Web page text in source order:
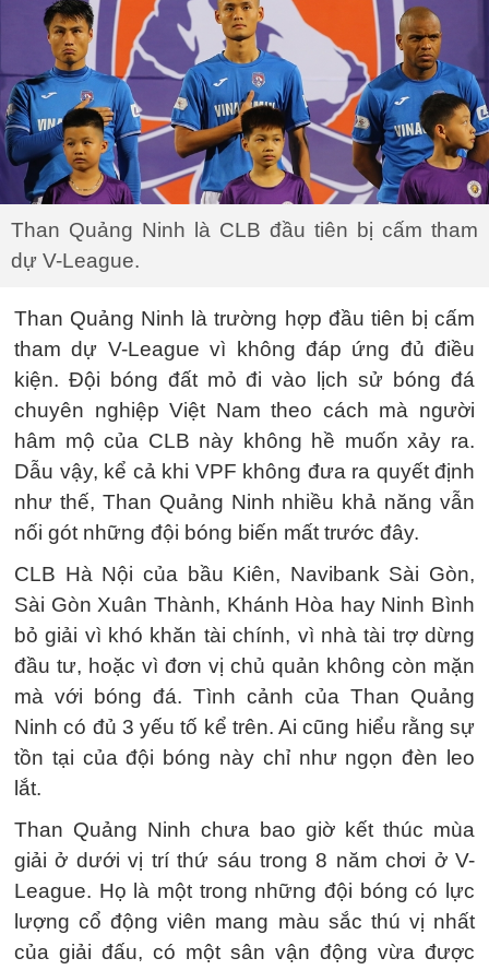
Than Quảng Ninh là CLB đầu tiên bị cấm tham
dự V-League.
Than Quảng Ninh là trường hợp đầu tiên bị cấm
tham dự V-League vì không đáp ứng đủ điều
kiện. Đội bóng đất mỏ đi vào lịch sử bóng đá
chuyên nghiệp Việt Nam theo cách mà người
hâm mộ của CLB này không hề muốn xảy ra.
Dẫu vậy, kể cả khi VPF không đưa ra quyết định
như thế, Than Quảng Ninh nhiều khả năng vẫn
nối gót những đội bóng biến mất trước đây.
CLB Hà Nội của bầu Kiên, Navibank Sài Gòn,
Sài Gòn Xuân Thành, Khánh Hòa hay Ninh Bình
bỏ giải vì khó khăn tài chính, vì nhà tài trợ dừng
đầu tư, hoặc vì đơn vị chủ quản không còn mặn
mà với bóng đá. Tình cảnh của Than Quảng
Ninh có đủ 3 yếu tố kể trên. Ai cũng hiểu rằng sự
tồn tại của đội bóng này chỉ như ngọn đèn leo
lắt.
Than Quảng Ninh chưa bao giờ kết thúc mùa
giải ở dưới vị trí thứ sáu trong 8 năm chơi ở V-
League. Họ là một trong những đội bóng có lực
lượng cổ động viên mang màu sắc thú vị nhất
của giải đấu, có một sân vận động vừa được